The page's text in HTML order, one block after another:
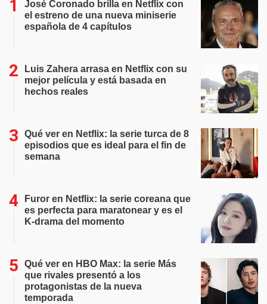
José Coronado brilla en Netflix con
el estreno de una nueva miniserie
española de 4 capítulos
Luis Zahera arrasa en Netflix con su
mejor película y está basada en
hechos reales
Qué ver en Netflix: la serie turca de 8
episodios que es ideal para el fin de
semana
Furor en Netflix: la serie coreana que
es perfecta para maratonear y es el
K-drama del momento
Qué ver en HBO Max: la serie Más
que rivales presentó a los
protagonistas de la nueva
temporada